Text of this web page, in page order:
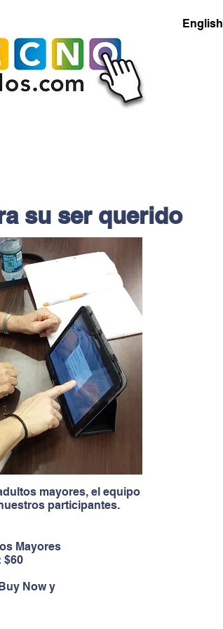
English
su ser querido
mayores, el equipo
participantes.
Mayores
$60
Now y